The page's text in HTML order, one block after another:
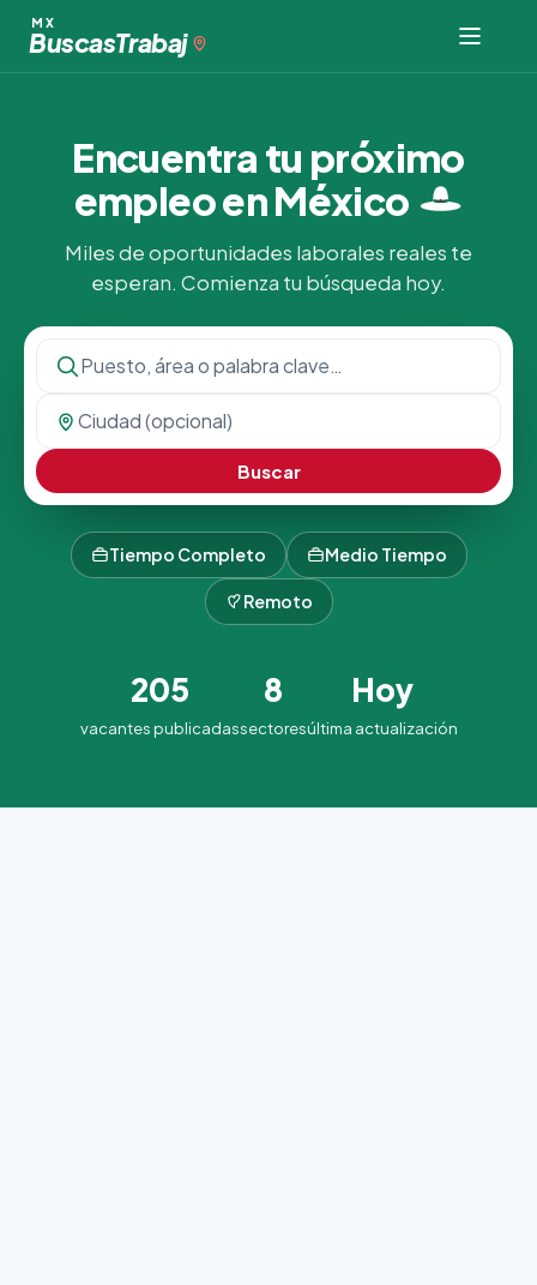
MX
BuscasTrabaj
Encuentra tu próximo
empleo enMéxico
Miles de oportunidades laborales reales te
esperan. Comienza tu búsqueda hoy.
Buscar
Tiempo Completo Medio Tiempo
Remoto
205
vacantes publicadas
8
sectores
Hoy
última actualización